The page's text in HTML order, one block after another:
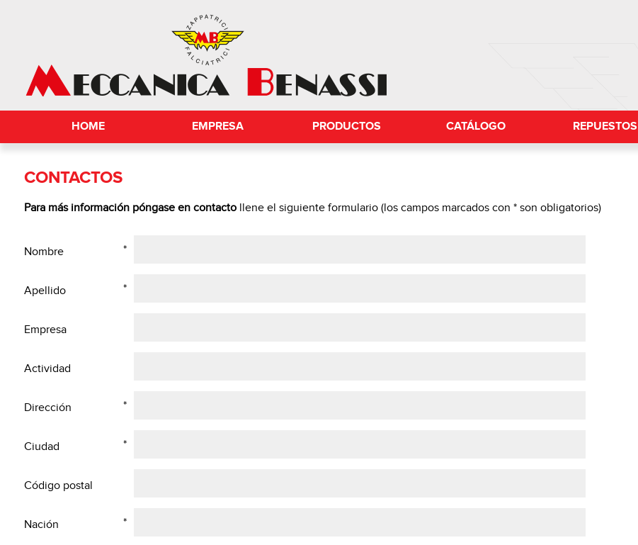
HOME EMPRESA PRODUCTOS CATÁLOGO REPUESTOS
CONTACTOS
Para más información póngase en contactollene el siguiente formulario (los campos marcados con * son obligatorios)
*
Nombre
*
Apellido
Empresa
Actividad
*
Dirección
*
Ciudad
Código postal
*
Nación